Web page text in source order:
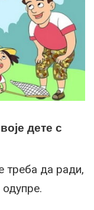
дете с
треба да ради,